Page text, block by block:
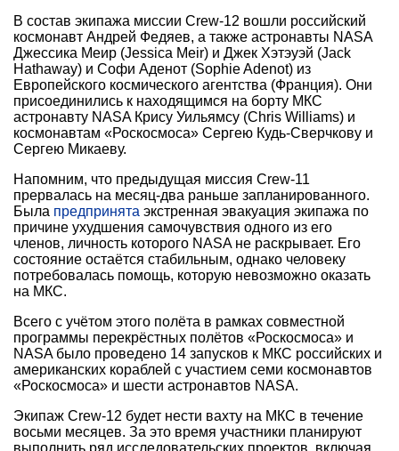
В состав экипажа миссии Crew-12 вошли российский
космонавт Андрей Федяев, а также астронавты NASA
Джессика Меир (Jessica Meir) и Джек Хэтэуэй (Jack
Hathaway) и Софи Аденот (Sophie Adenot) из
Европейского космического агентства (Франция). Они
присоединились к находящимся на борту МКС
астронавту NASA Крису Уильямсу (Chris Williams) и
космонавтам «Роскосмоса» Сергею Кудь-Сверчкову и
Сергею Микаеву.
Напомним, что предыдущая миссия Crew-11
прервалась на месяц-два раньше запланированного.
Была предпринята экстренная эвакуация экипажа по
причине ухудшения самочувствия одного из его
членов, личность которого NASA не раскрывает. Его
состояние остаётся стабильным, однако человеку
потребовалась помощь, которую невозможно оказать
на МКС.
Всего с учётом этого полёта в рамках совместной
программы перекрёстных полётов «Роскосмоса» и
NASA было проведено 14 запусков к МКС российских и
американских кораблей с участием семи космонавтов
«Роскосмоса» и шести астронавтов NASA.
Экипаж Crew-12 будет нести вахту на МКС в течение
восьми месяцев. За это время участники планируют
выполнить ряд исследовательских проектов, включая